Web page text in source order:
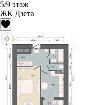
5/9 этаж
ЖК Дзета